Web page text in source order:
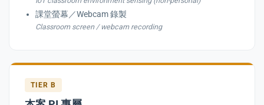
課堂螢幕／Webcam 錄製
Classroom screen / webcam recording
TIER B